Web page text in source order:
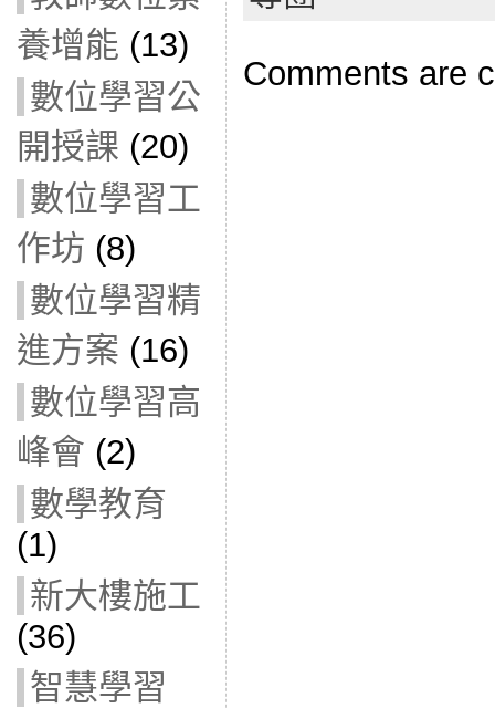
養增能 (13)
數位學習公
開授課 (20)
數位學習工
作坊 (8)
數位學習精
進方案 (16)
數位學習高
峰會 (2)
數學教育
(1)
新大樓施工
(36)
智慧學習
Comments are